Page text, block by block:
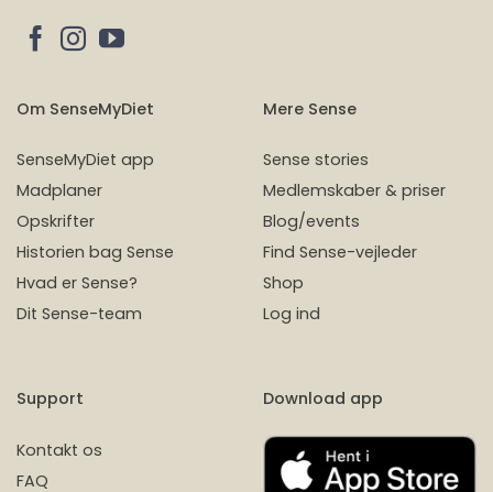
Om SenseMyDiet
SenseMyDiet app
Madplaner
Opskrifter
Historien bag Sense
Hvad er Sense?
Dit Sense-team
Mere Sense
Sense stories
Medlemskaber & priser
Blog/events
Find Sense-vejleder
Shop
Log ind
Support
Kontakt os
FAQ
Download app